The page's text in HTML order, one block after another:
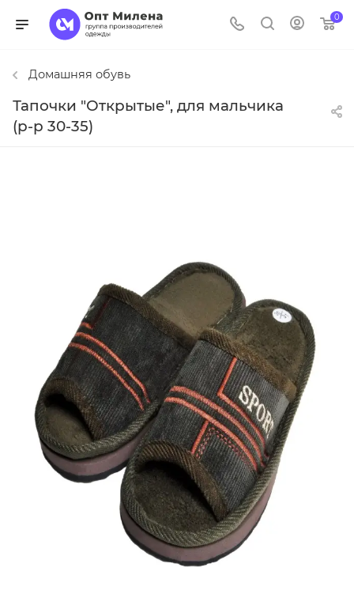
0
Домашняя обувь
Тапочки "Открытые", для мальчика
(р-р 30-35)